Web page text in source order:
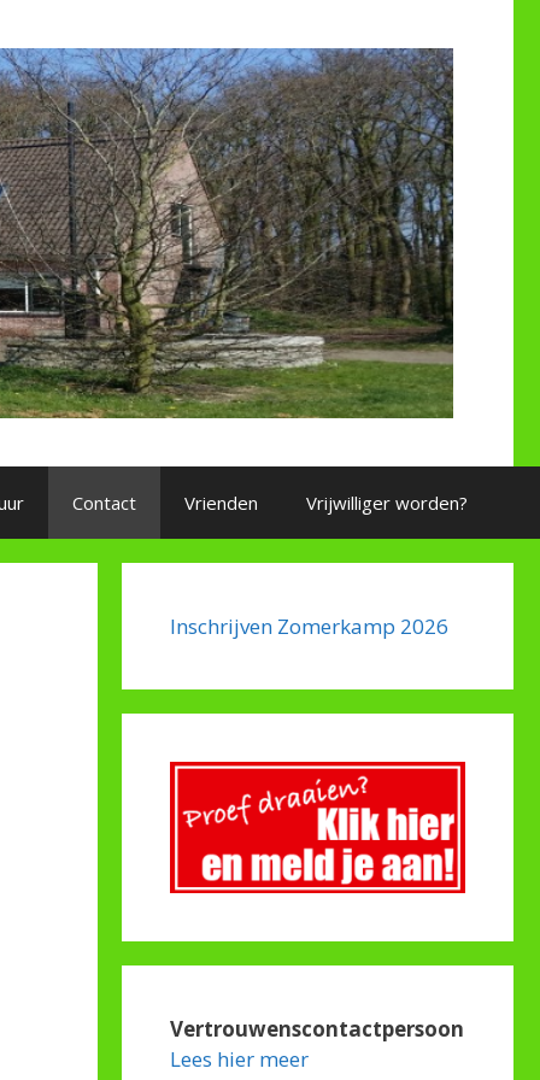
Contact Vrienden Vrijwilliger worden?
Inschrijven Zomerkamp 2026
Vertrouwenscontactpersoon
Lees hier meer